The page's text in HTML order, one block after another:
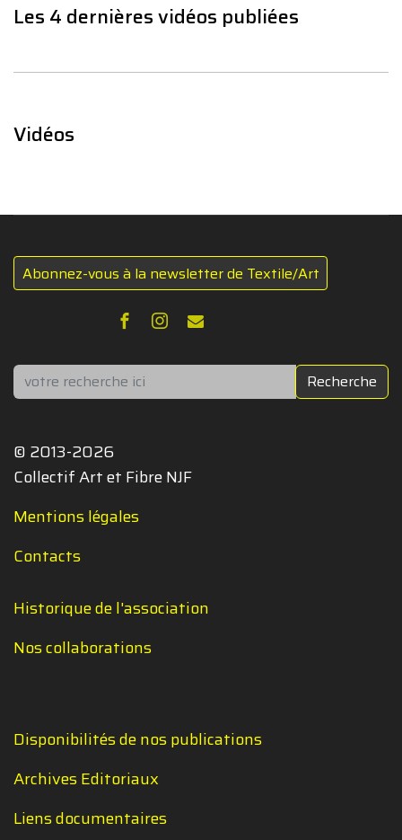
Les 4 dernières vidéos publiées
Vidéos
Abonnez-vous à la newsletter de Textile/Art
Rechercher Recherche
© 2013-2026
Collectif Art et Fibre NJF
Mentions légales
Contacts
Historique de l'association
Nos collaborations
Disponibilités de nos publications
Archives Editoriaux
Liens documentaires